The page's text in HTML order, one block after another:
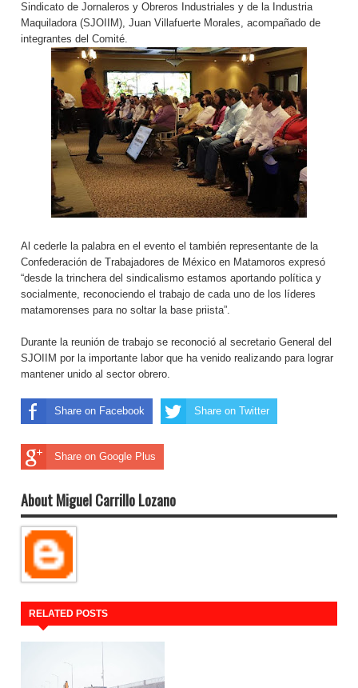
Sindicato de Jornaleros y Obreros Industriales y de la Industria
Maquiladora (SJOIIM), Juan Villafuerte Morales, acompañado de
integrantes del Comité.
Al cederle la palabra en el evento el también representante de la
Confederación de Trabajadores de México en Matamoros expresó
“desde la trinchera del sindicalismo estamos aportando política y
socialmente, reconociendo el trabajo de cada uno de los líderes
matamorenses para no soltar la base priista”.
Durante la reunión de trabajo se reconoció al secretario General del
SJOIIM por la importante labor que ha venido realizando para lograr
mantener unido al sector obrero.
Share on Facebook Share on Twitter
Share on Google Plus
About Miguel Carrillo Lozano
RELATED POSTS